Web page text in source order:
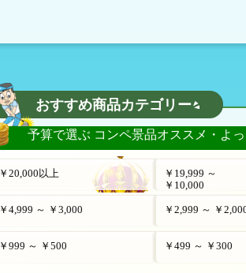
おすすめ商品カテゴリー
予算で選ぶ コンペ景品オススメ・よ
￥20,000以上
￥19,999 ～
￥10,000
￥4,999 ～ ￥3,000 ￥2,999 ～ ￥
￥999 ～ ￥500 ￥499 ～ ￥300